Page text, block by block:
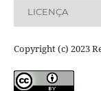
LICENÇA
Copyright (c) 2023